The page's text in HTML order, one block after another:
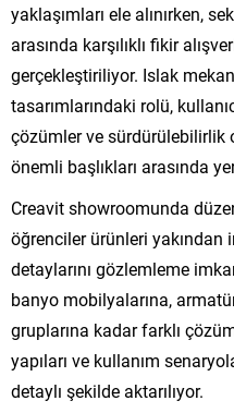
yaklaşımları ele alınırken,
arasında karşılıklı fikir
gerçekleştiriliyor. Islak
tasarımlarındaki rolü,
çözümler ve sürdürülebilirlik
önemli başlıkları arasında
Creavit showroomunda
öğrenciler ürünleri yakından
detaylarını gözlemleme
banyo mobilyalarına,
gruplarına kadar farklı
yapıları ve kullanım
detaylı şekilde aktarılıyor.